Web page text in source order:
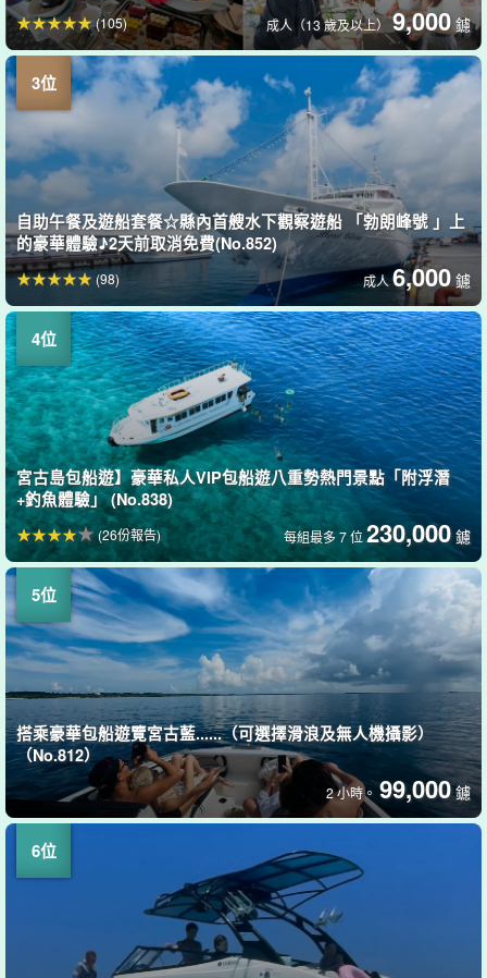
成人（13 歲及以上）9,000 鑢
(105)
自助午餐及遊船套餐☆縣內首艘水下觀察遊船 「勃朗峰號 」上
的豪華體驗♪2天前取消免費(No.852)
成人6,000 鑢
(98)
宮古島包船遊】豪華私人VIP包船遊八重勢熱門景點「附浮潛
+釣魚體驗」 (No.838)
每組最多 7 位230,000 鑢
(26份報告)
搭乘豪華包船遊覽宮古藍......（可選擇滑浪及無人機攝影）
（No.812）
2 小時。 99,000 鑢